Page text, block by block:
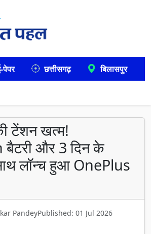
पेपर छत्तीसगढ़ बिलासपुर
टेंशन खत्म!
और 3 दिन के
लॉन्च हुआ OnePlus
PandeyPublished: 01 Jul 2026